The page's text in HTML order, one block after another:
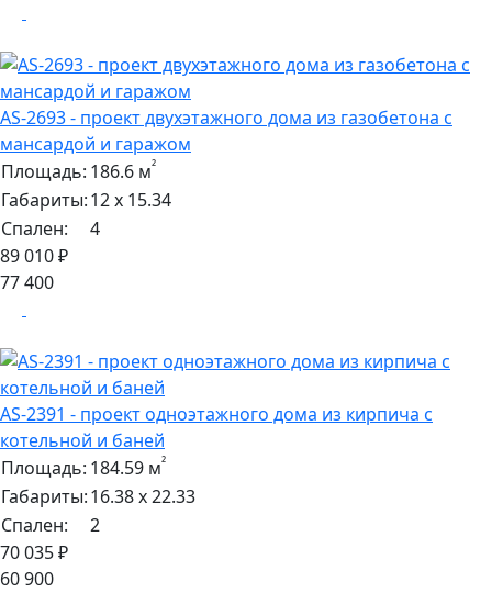
AS-2693 - проект двухэтажного дома из газобетона с
мансардой и гаражом
Площадь: 186.6 м²
Габариты:12 х 15.34
Спален:
4
89 010 ₽
77 400
AS-2391 - проект одноэтажного дома из кирпича с
котельной и баней
Площадь: 184.59 м²
Габариты:16.38 х 22.33
Спален:
2
70 035 ₽
60 900